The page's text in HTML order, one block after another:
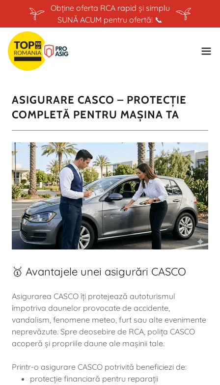
Obține oferta RCA rapid și simplu
SUNĂ ACUM pentru ofertă! 📞
ASIGURARE CASCO – PROTECȚIE
COMPLETĂ PENTRU MAȘINA TA
🥇 Avantajele unei asigurări CASCO
Asigurarea CASCO îți protejează autoturismul
împotriva daunelor provocate de accidente,
vandalism, fenomene meteo, furt sau alte evenimente
neprevăzute. Spre deosebire de RCA, polița CASCO
acoperă și propriile daune ale mașinii tale.
Printr-o asigurare CASCO potrivită beneficiezi de:
protecție financiară pentru reparații